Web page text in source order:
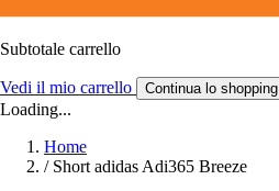
Subtotale carrello
Vedi il mio carrello Continua lo shopping
Loading...
Home
/ Short adidas Adi365 Breeze